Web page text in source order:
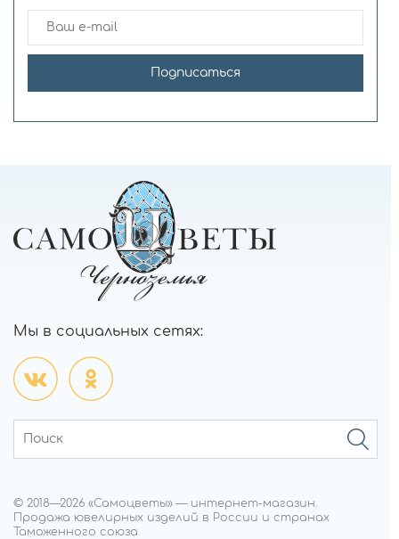
Подписаться
Мы в социальных сетях:
© 2018—2026 «Самоцветы» — интернет-магазин.
Продажа ювелирных изделий в России и странах
Таможенного союза